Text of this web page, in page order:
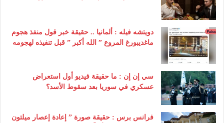
دويتشه فيله : ألمانيا .. حقيقة خبر قول منفذ هجوم
ماغديبورغ المروع ” الله أكبر ” قبل تنفيذه لهجومه
سي إن إن : ما حقيقة فيديو أول استعراض
عسكري في سوريا بعد سقوط الأسد؟
فرانس برس : حقيقة صورة ” إعادة إعصار ميلتون